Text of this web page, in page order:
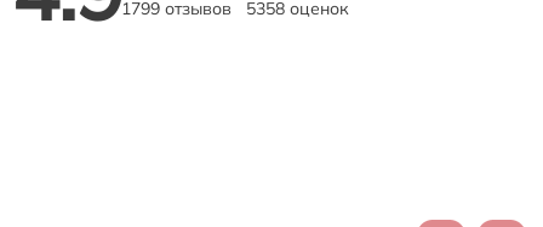
1799 отзывов 5358 оценок